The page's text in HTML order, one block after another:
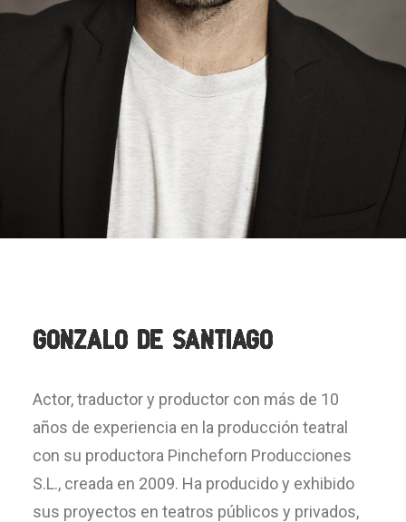
GONZALO DE SANTIAGO
Actor, traductor y productor con más de 10
años de experiencia en la producción teatral
con su productora Pincheforn Producciones
S.L., creada en 2009. Ha producido y exhibido
sus proyectos en teatros públicos y privados,